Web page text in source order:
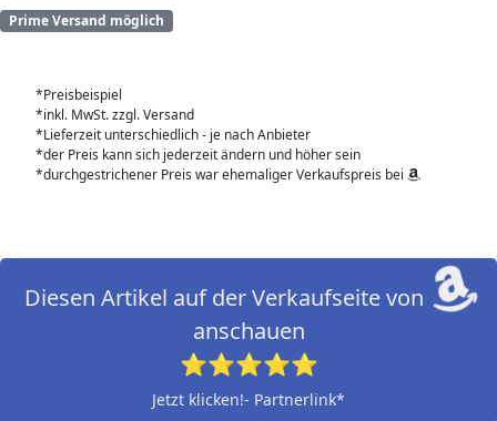
Prime Versand möglich
*Preisbeispiel
*inkl. MwSt. zzgl. Versand
*Lieferzeit unterschiedlich - je nach Anbieter
*der Preis kann sich jederzeit ändern und höher sein
*durchgestrichener Preis war ehemaliger Verkaufspreis bei
Diesen Artikel auf der Verkaufseite von
anschauen
⭐⭐⭐⭐⭐
Jetzt klicken!- Partnerlink*